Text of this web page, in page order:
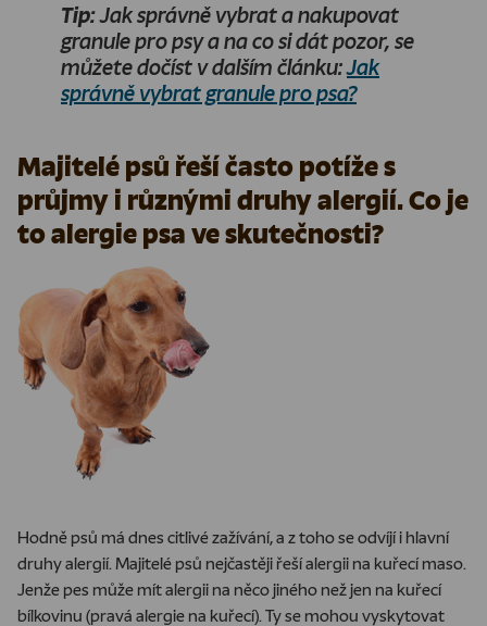
Tip:Jak správně vybrat a nakupovat
granule pro psy a na co si dát pozor, se
můžete dočíst v dalším článku:Jak
správně vybrat granule pro psa?
Majitelé psů řeší často potíže s
průjmy i různými druhy alergií. Co je
to alergie psa ve skutečnosti?
Hodně psů má dnes citlivé zažívání, a z toho se odvíjí i hlavní
druhy alergií. Majitelé psů nejčastěji řeší alergii na kuřecí maso.
Jenže pes může mít alergii na něco jiného než jen na kuřecí
bílkovinu (pravá alergie na kuřecí). Ty se mohou vyskytovat